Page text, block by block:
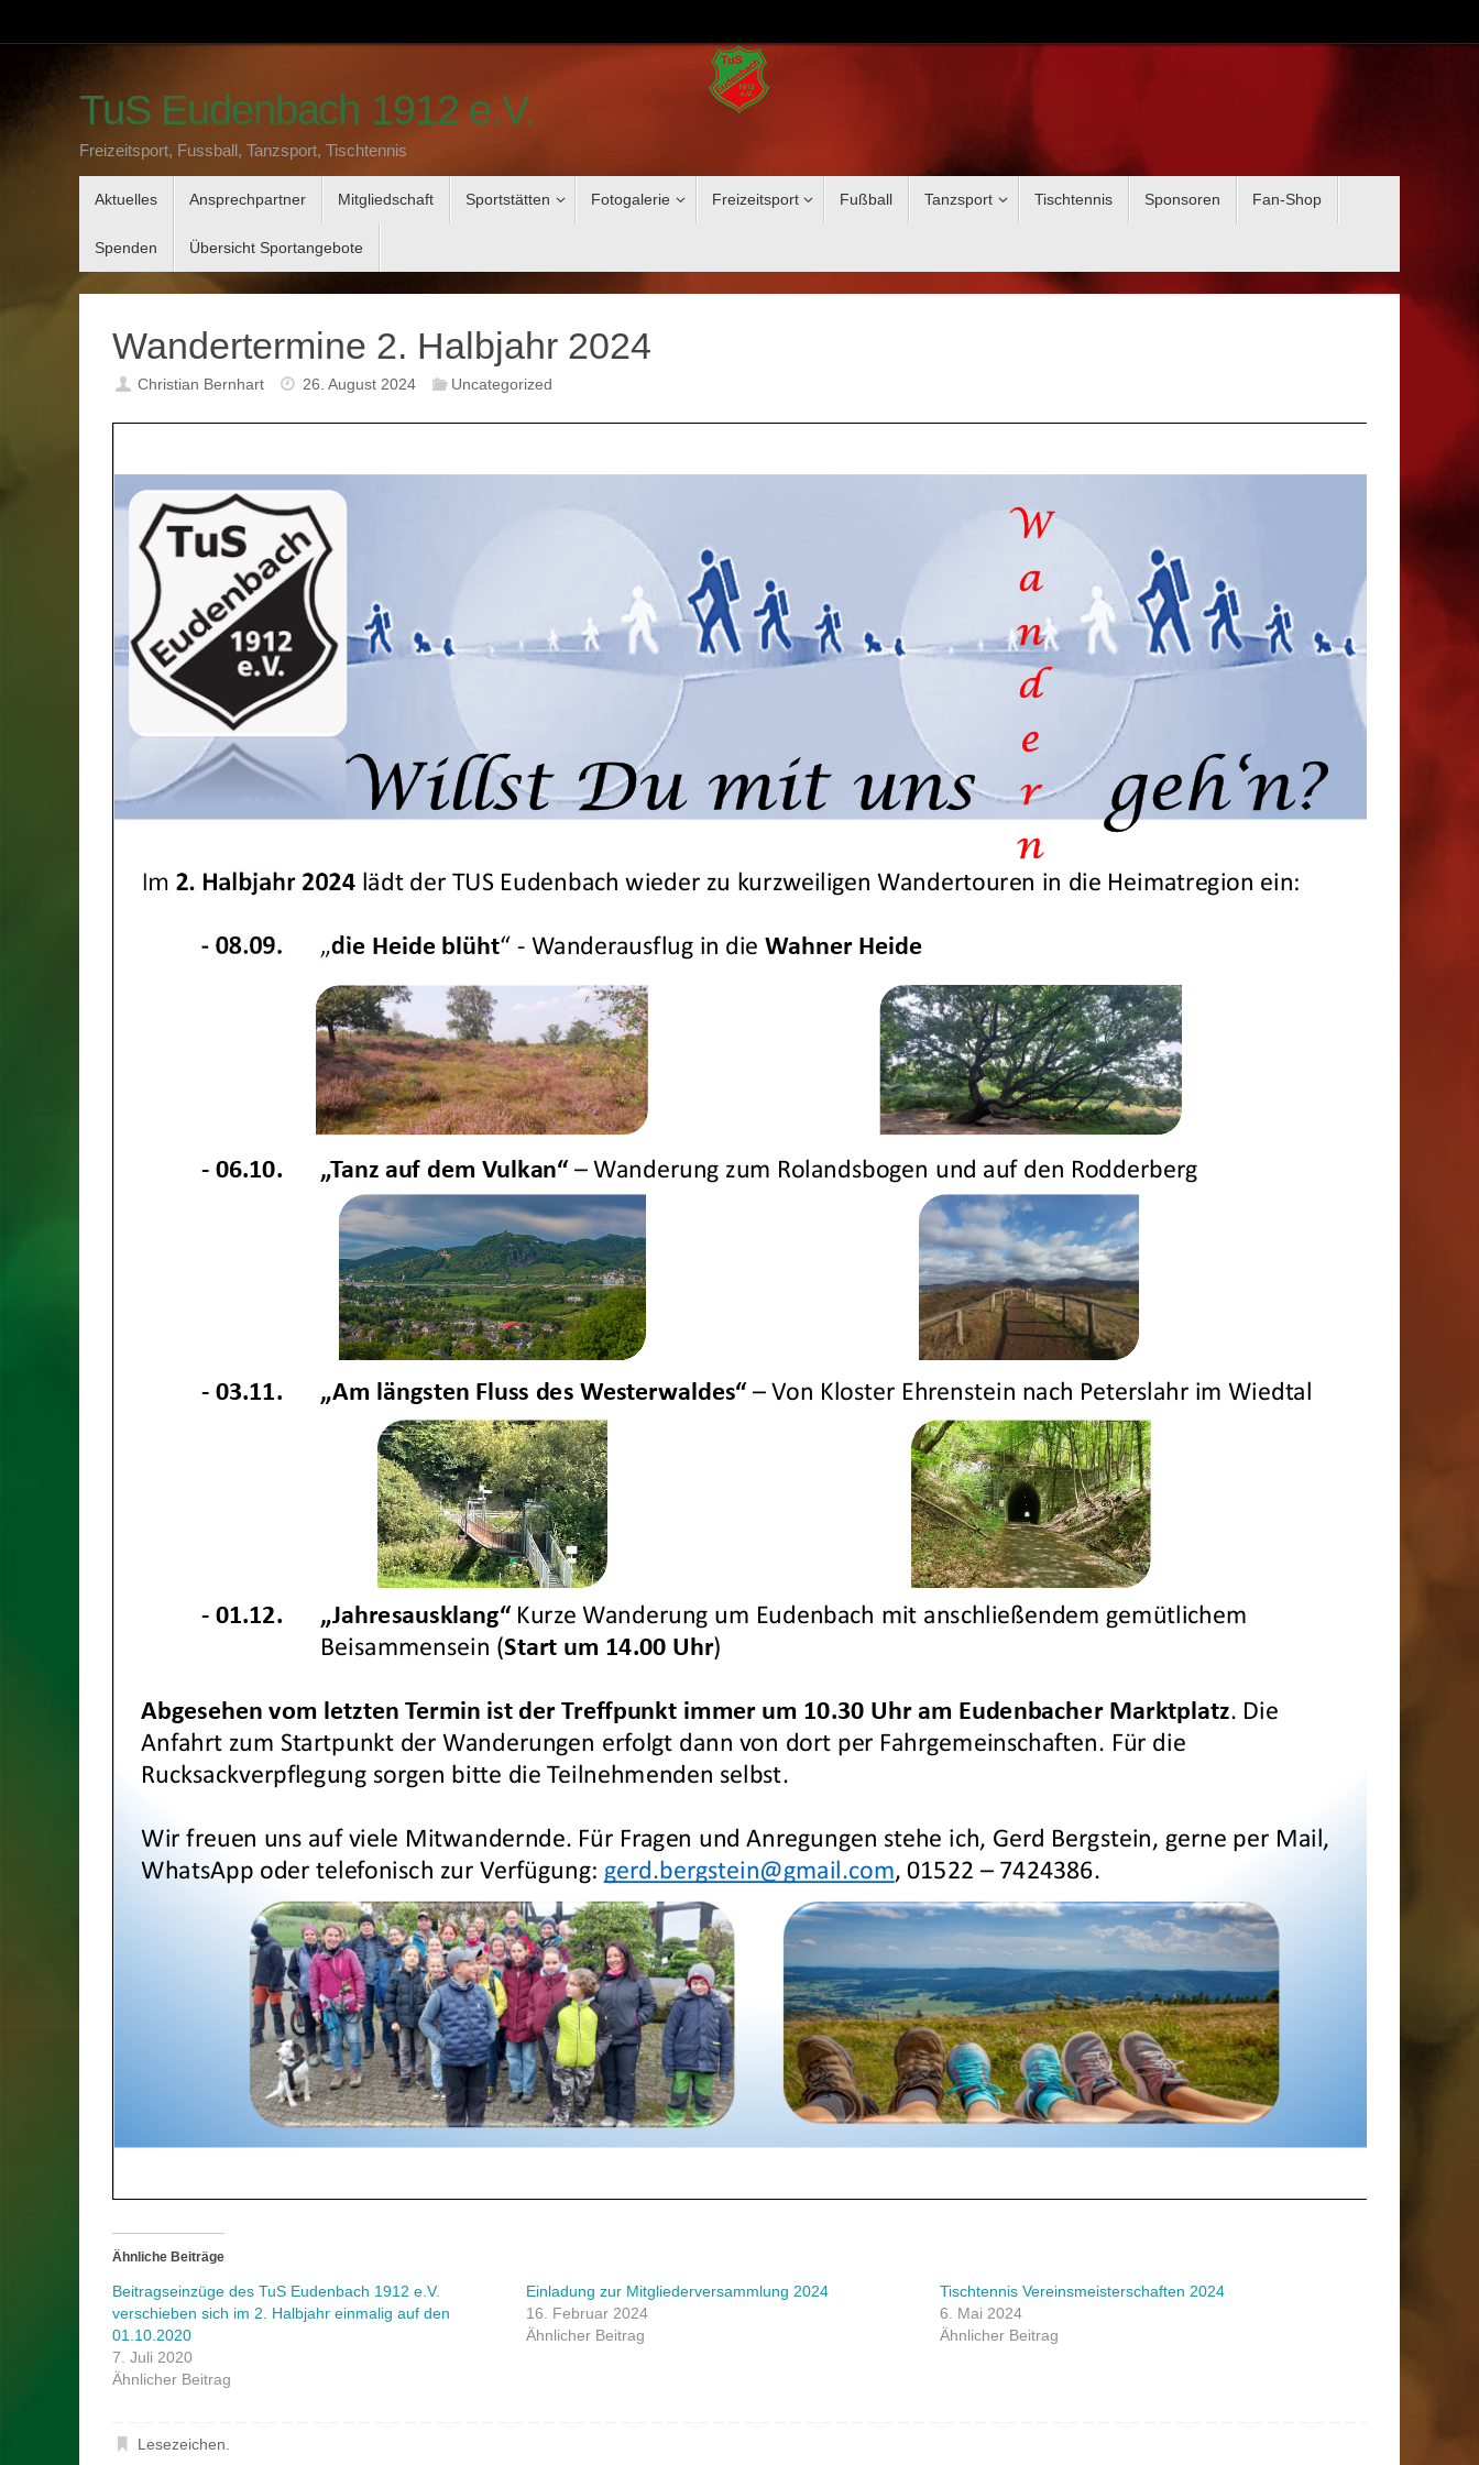
Inhalt
TuS Eudenbach 1912 e.V.
Freizeitsport, Fussball, Tanzsport, Tischtennis
Inhalt
Aktuelles Ansprechpartner Mitgliedschaft Sportstätten Fotogalerie Freizeitsport Fußball Tanzsport Tischtennis Sponsoren Fan-Shop
Spenden Übersicht Sportangebote
Wandertermine 2. Halbjahr 2024
Christian Bernhart 26. August 2024 Uncategorized
Ähnliche Beiträge
Beitragseinzüge des TuS Eudenbach 1912 e.V.
verschieben sich im 2. Halbjahr einmalig auf den
01.10.2020
7. Juli 2020
Ähnlicher Beitrag
Einladung zur Mitgliederversammlung 2024
16. Februar 2024
Ähnlicher Beitrag
Tischtennis Vereinsmeisterschaften 2024
6. Mai 2024
Ähnlicher Beitrag
Lesezeichen.